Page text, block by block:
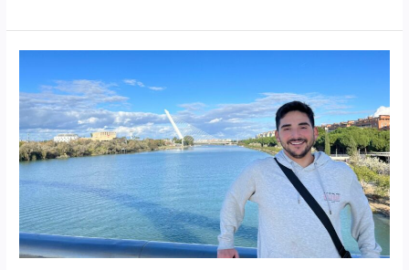
Loyola:
“El
Diploma
en
Ciencia
de
Datos
Avanzado
llenó
el